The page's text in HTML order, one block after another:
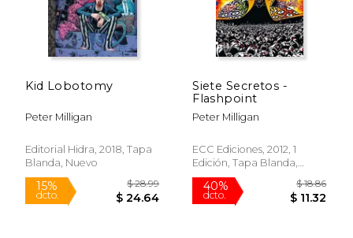
Kid Lobotomy
Peter Milligan
Editorial Hidra, 2018, Tapa
Blanda, Nuevo
Siete Secretos -
Flashpoint
Peter Milligan
ECC Ediciones, 2012, 1
Edición, Tapa Blanda,
Nuevo